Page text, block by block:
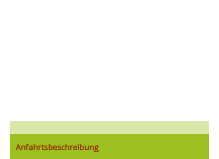
Anfahrtsbeschreibung